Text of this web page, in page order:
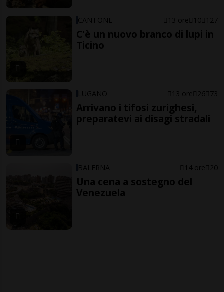
CANTONE 13 ore 10 127
C'è un nuovo branco di lupi in
Ticino
LUGANO 13 ore 26 73
Arrivano i tifosi zurighesi,
preparatevi ai disagi stradali
BALERNA 14 ore 20
Una cena a sostegno del
Venezuela